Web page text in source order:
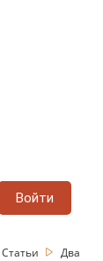
Войти
Статьи
Два